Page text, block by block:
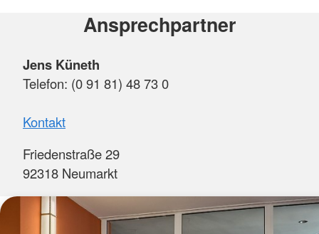
Ansprechpartner
Jens Küneth
Telefon: (0 91 81) 48 73 0
Kontakt
Friedenstraße 29
92318 Neumarkt